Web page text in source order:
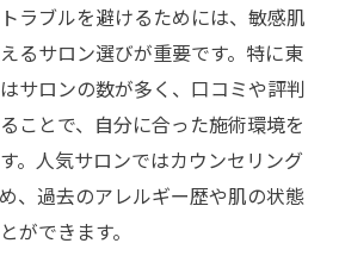
ラブルを避けるためには、敏感肌
るサロン選びが重要です。特に東
サロンの数が多く、口コミや評判
ことで、自分に合った施術環境を
。人気サロンではカウンセリング
、過去のアレルギー歴や肌の状態
ができます。